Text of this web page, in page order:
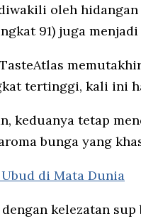
oleh hidangan
91) juga
tertinggi, kali ini
keduanya tetap
bunga yang
Ubud di Mata Dunia
kelezatan